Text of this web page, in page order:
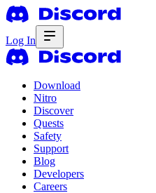
Log In
Download
Nitro
Discover
Quests
Safety
Support
Blog
Developers
Careers